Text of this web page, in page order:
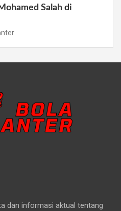
Salah di
dan informasi aktual tentang